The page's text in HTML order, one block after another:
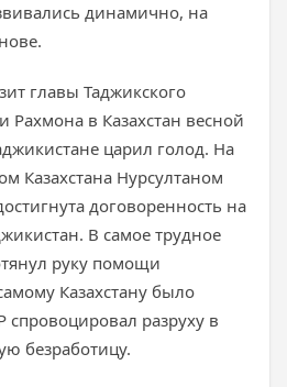
динамично, на
главы Таджикского
Рахмона в Казахстан весной
царил голод. На
Казахстана Нурсултаном
договоренность на
В самое трудное
руку помощи
Казахстану было
спровоцировал разруху в
безработицу.